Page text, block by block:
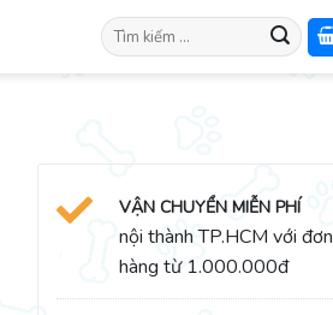
Search
for:
VẬN CHUYỂN MIỄN PHÍ
nội thành TP.HCM với đơn
hàng từ 1.000.000đ